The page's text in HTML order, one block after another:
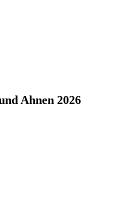
Ahnen 2026